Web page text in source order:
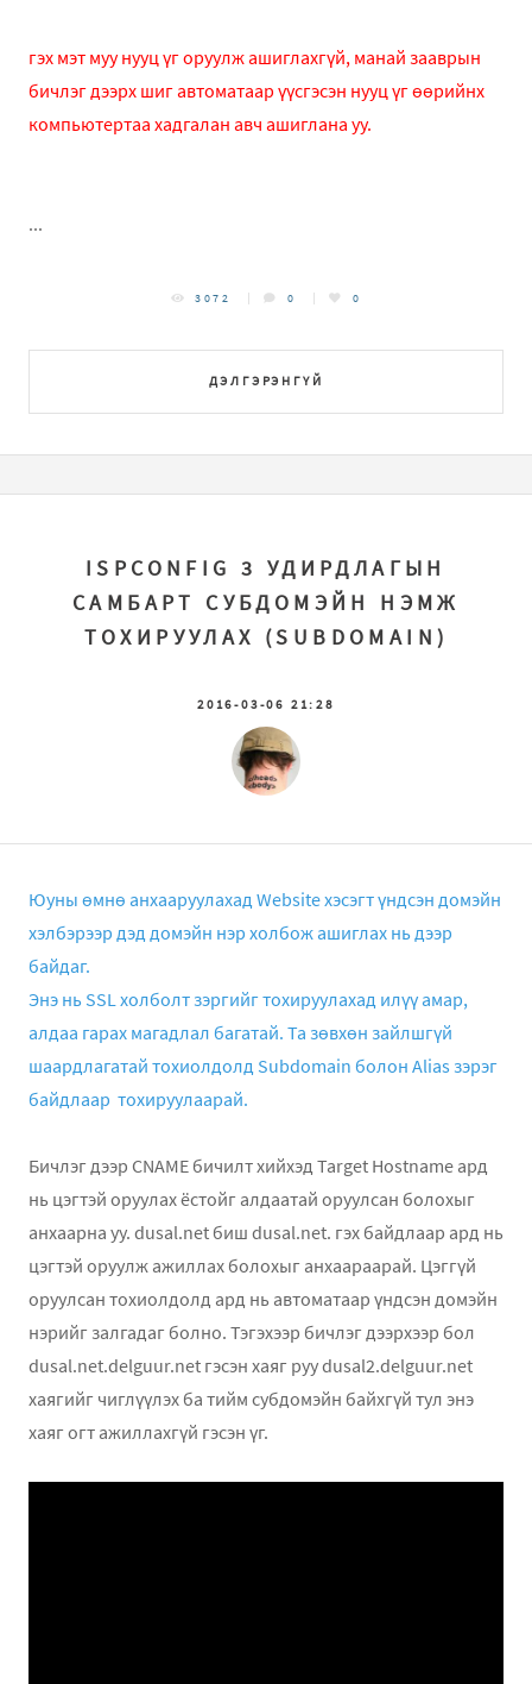
гэх мэт муу нууц үг оруулж ашиглахгүй, манай зааврын
бичлэг дээрх шиг автоматаар үүсгэсэн нууц үг өөрийнх
компьютертаа хадгалан авч ашиглана уу.
...
ДЭЛГЭРЭНГҮЙ
3072 0 0
ISPCONFIG 3 УДИРДЛАГЫН
САМБАРТ СУБДОМЭЙН НЭМЖ
ТОХИРУУЛАХ (SUBDOMAIN)
2016-03-06 21:28
Юуны өмнө анхааруулахад Website хэсэгт үндсэн домэйн
хэлбэрээр дэд домэйн нэр холбож ашиглах нь дээр
байдаг.
Энэ нь SSL холболт зэргийг тохируулахад илүү амар,
алдаа гарах магадлал багатай. Та зөвхөн зайлшгүй
шаардлагатай тохиолдолд Subdomain болон Alias зэрэг
байдлаар тохируулаарай.
Бичлэг дээр CNAME бичилт хийхэд Target Hostname ард
нь цэгтэй оруулах ёстойг алдаатай оруулсан болохыг
анхаарна уу. dusal.net биш dusal.net. гэх байдлаар ард нь
цэгтэй оруулж ажиллах болохыг анхаараарай. Цэггүй
оруулсан тохиолдолд ард нь автоматаар үндсэн домэйн
нэрийг залгадаг болно. Тэгэхээр бичлэг дээрхээр бол
dusal.net.delguur.net гэсэн хаяг руу dusal2.delguur.net
хаягийг чиглүүлэх ба тийм субдомэйн байхгүй тул энэ
хаяг огт ажиллахгүй гэсэн үг.